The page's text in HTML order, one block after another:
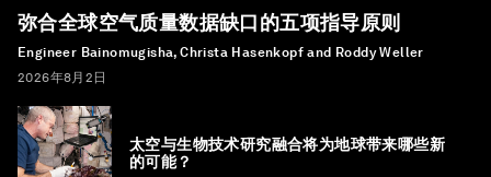
弥合全球空气质量数据缺口的五项指导原则
Engineer Bainomugisha, Christa Hasenkopf and Roddy Weller
2026年8月2日
太空与生物技术研究融合将为地球带来哪些新
的可能？